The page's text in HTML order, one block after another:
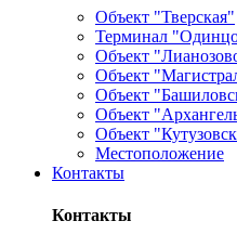
Объект "Тверская"
Терминал
Объект
Объект
Объект
Объект
Объект
Местоположение
Контакты
Контакты